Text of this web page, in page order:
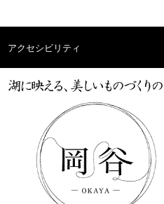
アクセシビリティ